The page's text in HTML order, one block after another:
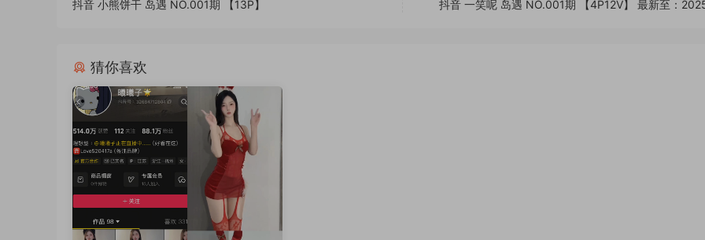
抖音 小熊饼干 岛遇 NO.001期 【13P】 抖音 一笑呢 岛遇 NO.001期 【4P12V】 最新至：
猜你喜欢